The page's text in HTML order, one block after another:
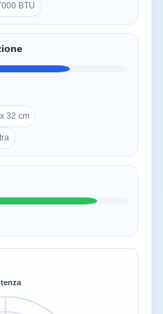
BTU
32 cm